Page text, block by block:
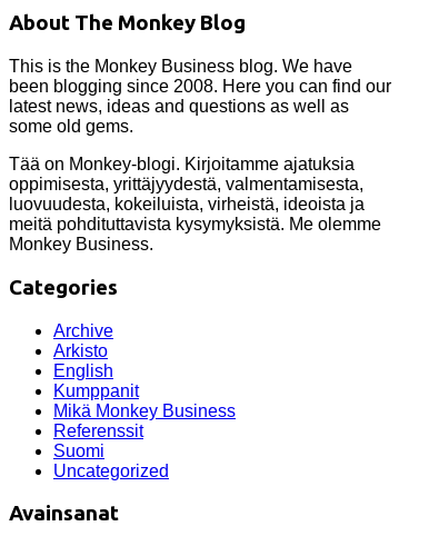
About The Monkey Blog
This is the Monkey Business blog. We have
been blogging since 2008. Here you can find our
latest news, ideas and questions as well as
some old gems.
Tää on Monkey-blogi. Kirjoitamme ajatuksia
oppimisesta, yrittäjyydestä, valmentamisesta,
luovuudesta, kokeiluista, virheistä, ideoista ja
meitä pohdituttavista kysymyksistä. Me olemme
Monkey Business.
Categories
Archive
Arkisto
English
Kumppanit
Mikä Monkey Business
Referenssit
Suomi
Uncategorized
Avainsanat